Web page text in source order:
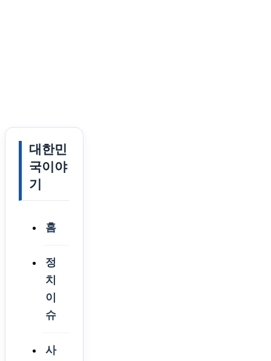
대한민
국이야
기
홈
정
치
이
슈
사